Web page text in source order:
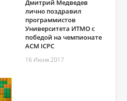
Дмитрий Медведев
лично поздравил
программистов
Университета ИТМО с
победой на чемпионате
ACM ICPC
16 Июня 2017